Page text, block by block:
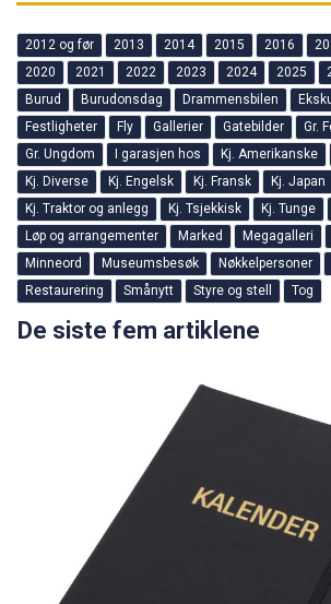
2012 og før 2013 2014 2015 2016
2020
2021 2022 2023 2024 2025
Burud
Burudonsdag Drammensbilen
Festligheter
Fly Gallerier Gatebilder Gr.
Gr. Ungdom
I garasjen hos Kj. Amerikanske
Kj. Diverse
Kj. Engelsk Kj. Fransk Kj. Japan
Kj. Traktor og anlegg
Kj. Tsjekkisk Kj. Tunge
Løp og arrangementer
Marked Megagalleri
Minneord
Museumsbesøk Nøkkelpersoner
Restaurering
Smånytt Styre og stell Tog
De siste fem artiklene